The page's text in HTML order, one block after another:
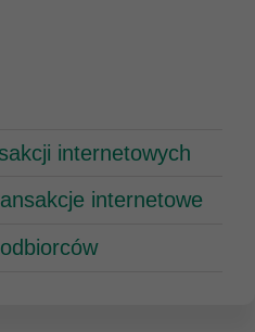
internetowych
internetowe